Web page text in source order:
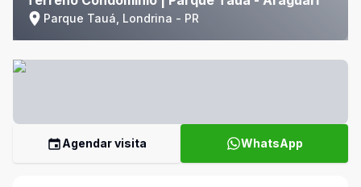
Parque Tauá, Londrina - PR
Agendar visita WhatsApp